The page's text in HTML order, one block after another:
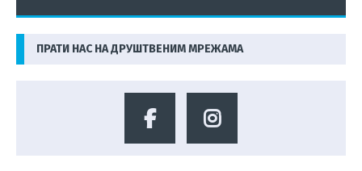
ПРАТИ НАС НА ДРУШТВЕНИМ МРЕЖАМА